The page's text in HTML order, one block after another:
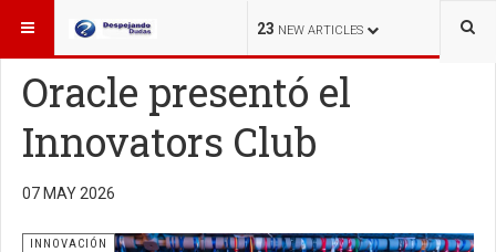
23 NEW ARTICLES
ESTÁ AQUÍ: INNOVACIÓN
Oracle presentó el
Innovators Club
07 MAY 2026
INNOVACIÓN